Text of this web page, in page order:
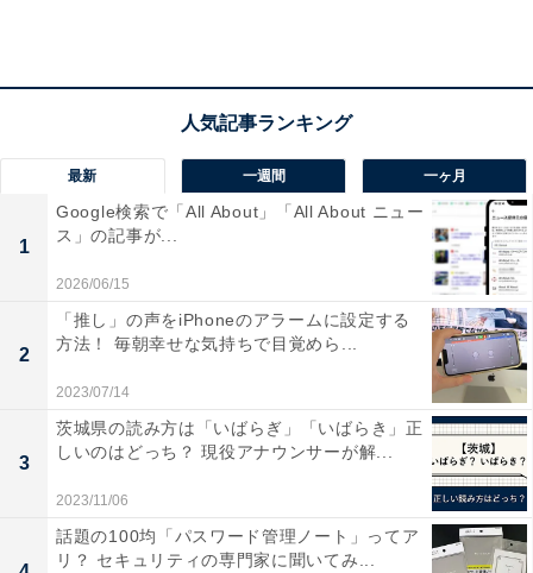
10～20代男女はインスタを毎日利用している人が
多い
最新 一週間 一ヶ月
1
Google検索で「All About」「All About ニュー
ス」の記事が...
2026/06/15
2
「推し」の声をiPhoneのアラームに設定する
方法！ 毎朝幸せな気持ちで目覚めら...
2023/07/14
3
茨城県の読み方は「いばらぎ」「いばらき」正
しいのはどっち？ 現役アナウンサーが解...
2023/11/06
話題の100均「パスワード管理ノート」ってア
リ？ セキュリティの専門家に聞いてみ...